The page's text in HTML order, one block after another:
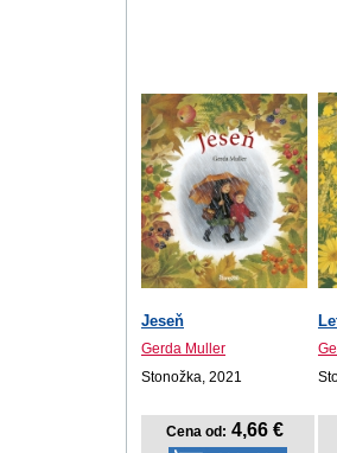
Jeseň
Gerda Muller
Stonožka, 2021
Cena od: 4,66 €